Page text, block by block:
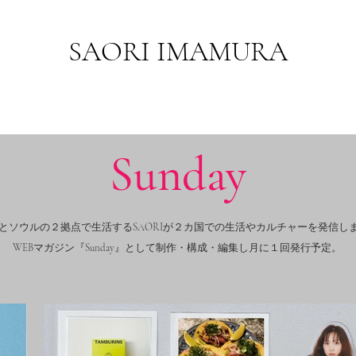
​SAORI IMAMURA
Sunday
ソウルの２拠点で生活するSAORIが２カ国での生活やカルチャーを発信し
WEBマガジン『Sunday』として制作・構成・編集し月に１回発行予定。